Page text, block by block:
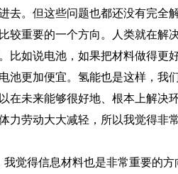
去。但这些问题也都还没有完全
较重要的一个方向。人类就在解
比如说电池，如果把材料做得更
池更加便宜。氢能也是这样，我
在未来能够很好地、根本上解决
力劳动大大减轻，所以我觉得非
觉得信息材料也是非常重要的方